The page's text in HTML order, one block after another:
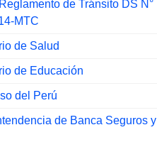
de Tránsito DS N°
MTC
de Salud
de Educación
del Perú
de Banca Seguros y